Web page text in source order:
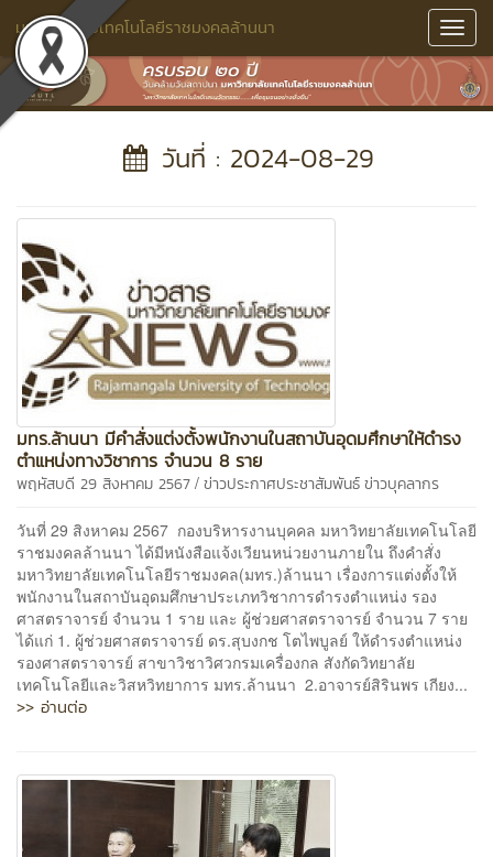
มหาวิทยาลัยเทคโนโลยีราชมงคลล้านนา
วันที่ : 2024-08-29
มทร.ล้านนา มีคำสั่งแต่งตั้งพนักงานในสถาบันอุดมศึกษาให้ดำรง
ตำแหน่งทางวิชาการ จำนวน 8 ราย
พฤหัสบดี 29 สิงหาคม 2567 / ข่าวประกาศประชาสัมพันธ์ข่าวบุคลากร
วันที่ 29 สิงหาคม 2567 กองบริหารงานบุคคล มหาวิทยาลัยเทคโนโลยี
ราชมงคลล้านนา ได้มีหนังสือแจ้งเวียนหน่วยงานภายใน ถึงคำสั่ง
มหาวิทยาลัยเทคโนโลยีราชมงคล(มทร.)ล้านนา เรื่องการแต่งตั้งให้
พนักงานในสถาบันอุดมศึกษาประเภทวิชาการดำรงตำแหน่ง รอง
ศาสตราจารย์ จำนวน 1 ราย และ ผู้ช่วยศาสตราจารย์ จำนวน 7 ราย
ได้แก่ 1. ผู้ช่วยศาสตราจารย์ ดร.สุบงกช โตไพบูลย์ ให้ดำรงตำแหน่ง
รองศาสตราจารย์ สาขาวิชาวิศวกรมเครื่องกล สังกัดวิทยาลัย
เทคโนโลยีและวิสหวิทยาการ มทร.ล้านนา 2.อาจารย์สิรินพร เกียง...
>> อ่านต่อ